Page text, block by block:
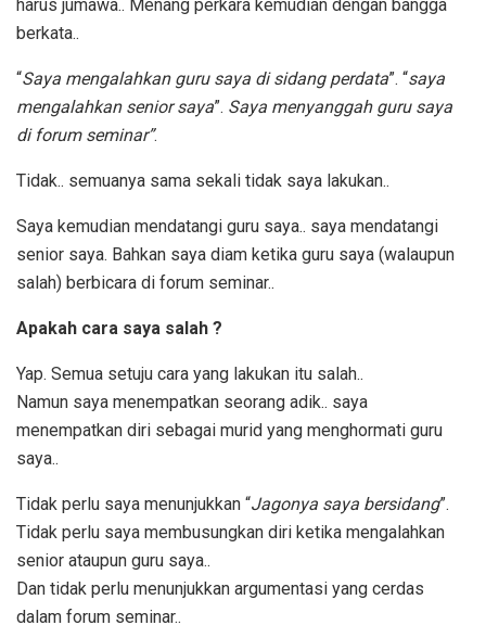
harus jumawa.. Menang perkara kemudian dengan bangga
berkata..
“Saya mengalahkan guru saya di sidang perdata”. “saya
mengalahkan senior saya”. Saya menyanggah guru saya
di forum seminar”.
Tidak.. semuanya sama sekali tidak saya lakukan..
Saya kemudian mendatangi guru saya.. saya mendatangi
senior saya. Bahkan saya diam ketika guru saya (walaupun
salah) berbicara di forum seminar..
Apakah cara saya salah ?
Yap. Semua setuju cara yang lakukan itu salah..
Namun saya menempatkan seorang adik.. saya
menempatkan diri sebagai murid yang menghormati guru
saya..
Tidak perlu saya menunjukkan “Jagonya saya bersidang”.
Tidak perlu saya membusungkan diri ketika mengalahkan
senior ataupun guru saya..
Dan tidak perlu menunjukkan argumentasi yang cerdas
dalam forum seminar..